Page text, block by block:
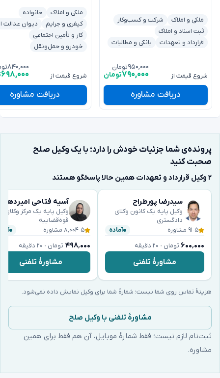
ملکی و املاک
شرکت و کسب‌وکار
ثبت اسناد و املاک
قرارداد و تعهدات
بانکی و مطالبات
شروع قیمت از
۹۵۰,۰۰۰تومان
۷۹۰,۰۰۰تومان
دریافت مشاوره
ملکی و املاک
خانواده
کیفری و جرایم
دیوان عدالت
کار و تأمین اجتماعی
خودرو و حمل‌ونقل
شروع قیمت از
۸۴۰,۰۰۰
۶۹۸,۰۰۰
دریافت مشاوره
پرونده‌ی شما جزئیات خودش را دارد؛ با یک وکیل صلح
صحبت کنید
۲ وکیل قرارداد و تعهدات همین حالا پاسخگو هستند
سیدرضا پورطراح
وکیل پایه یک کانون وکلای
دادگستری
۵ ۹۱ مشاوره آماده
۶۰۰٬۰۰۰ تومان · ۲۰ دقیقه
مشاورهٔ تلفنی
آسیه فتاحی امیردهی
وکیل پایه یک مرکز وکلای
قوه‌قضاییه
۵ ۸٬۰۰۴ مشاوره
۴۹۸٬۰۰۰ تومان · ۲۰ دقیقه
مشاورهٔ تلفنی
هزینهٔ تماس روی شما نیست؛ شمارهٔ شما برای وکیل نمایش داده نمی‌شود.
مشاورهٔ تلفنی با وکیل صلح
ثبت‌نام لازم نیست؛ فقط شمارهٔ موبایل، آن هم فقط برای همین
مشاوره.